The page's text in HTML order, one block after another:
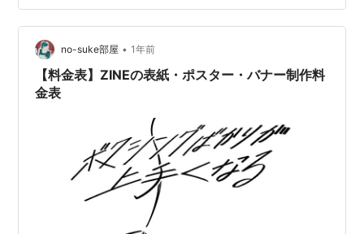
初期費用 月会費 主な特徴 A 30歳～49歳 ¥66,000
¥8,600 (最安) 月々の固定費を抑える…
no-suke部屋 • 1年前
【料金表】ZINEの表紙・ポスター・バナー制作料
金表